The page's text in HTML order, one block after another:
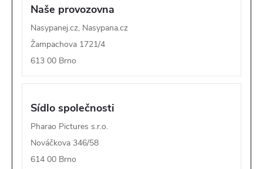
Naše provozovna
Nasypanej.cz, Nasypana.cz
Žampachova 1721/4
613 00 Brno
Sídlo společnosti
Pharao Pictures s.r.o.
Nováčkova 346/58
614 00 Brno